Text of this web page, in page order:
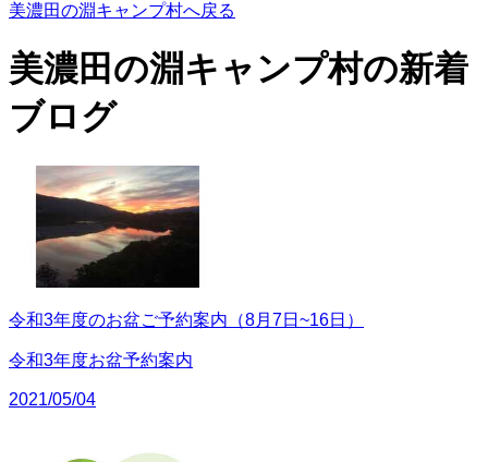
美濃田の淵キャンプ村へ戻る
美濃田の淵キャンプ村の新着
ブログ
令和3年度のお盆ご予約案内（8月7日~16日）
令和3年度お盆予約案内
2021/05/04